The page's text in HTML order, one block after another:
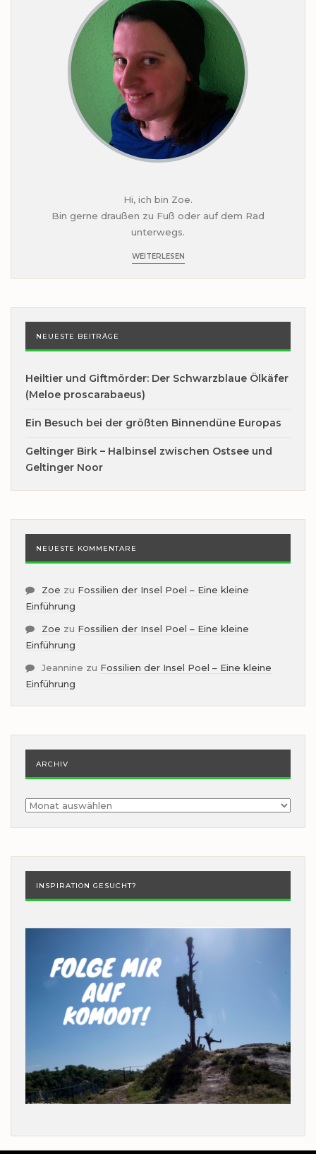
Hi, ich bin Zoe.
Bin gerne draußen zu Fuß oder auf dem Rad
unterwegs.
WEITERLESEN
NEUESTE BEITRÄGE
Heiltier und Giftmörder: Der Schwarzblaue Ölkäfer
(Meloe proscarabaeus)
Ein Besuch bei der größten Binnendüne Europas
Geltinger Birk – Halbinsel zwischen Ostsee und
Geltinger Noor
NEUESTE KOMMENTARE
Zoe zu Fossilien der Insel Poel – Eine kleine
Einführung
Zoe zu Fossilien der Insel Poel – Eine kleine
Einführung
Jeannine zu Fossilien der Insel Poel – Eine kleine
Einführung
ARCHIV
Archiv
INSPIRATION GESUCHT?